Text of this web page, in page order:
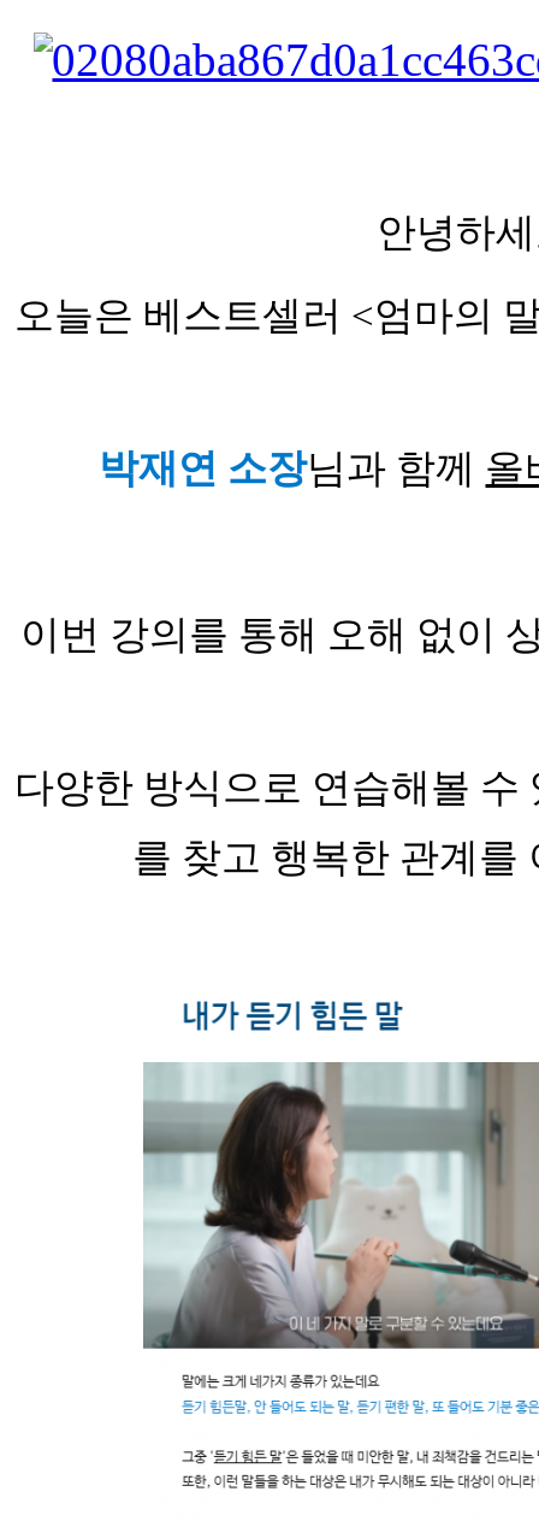
안녕하
오늘은 베스트셀러 <엄마의
박재연 소장님과 함께 올
이번 강의를 통해 오해 없이
다양한 방식으로 연습해볼
를 찾고 행복한 관계를